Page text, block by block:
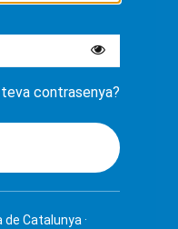
contrasenya?
Catalunya ·